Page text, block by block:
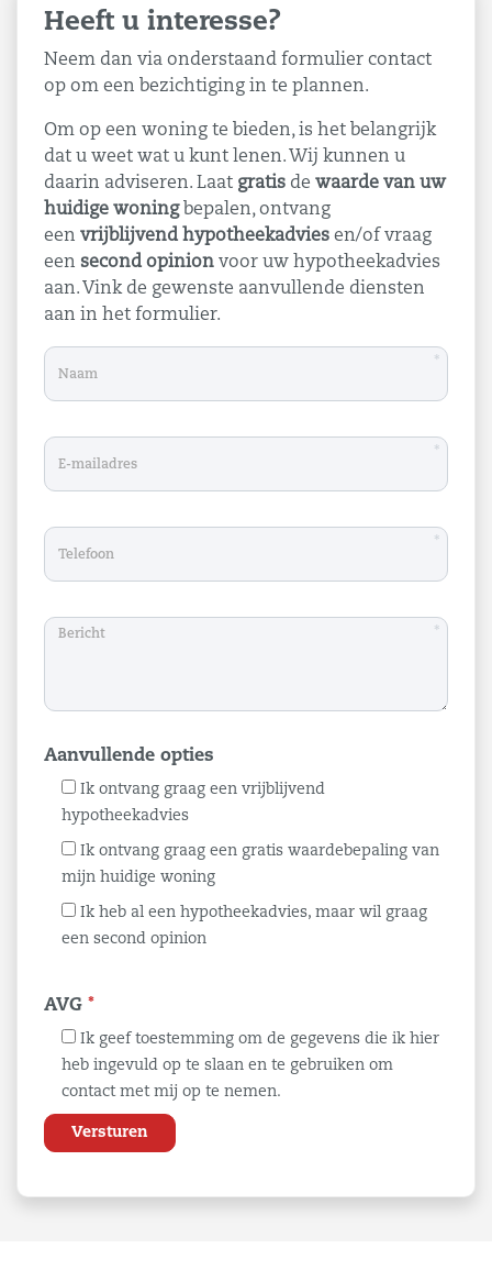
Heeft u interesse?
Neem dan via onderstaand formulier contact
op om een bezichtiging in te plannen.
Om op een woning te bieden, is het belangrijk
dat u weet wat u kunt lenen. Wij kunnen u
daarin adviseren. Laat gratis de waarde van uw
huidige woningbepalen, ontvang
een vrijblijvend hypotheekadvies en/of vraag
een second opinion voor uw hypotheekadvies
aan. Vink de gewenste aanvullende diensten
aan in het formulier.
*
*
*
*
Aanvullende opties
Ik ontvang graag een vrijblijvend
hypotheekadvies
Ik ontvang graag een gratis waardebepaling van
mijn huidige woning
Ik heb al een hypotheekadvies, maar wil graag
een second opinion
AVG *
Ik geef toestemming om de gegevens die ik hier
heb ingevuld op te slaan en te gebruiken om
contact met mij op te nemen.